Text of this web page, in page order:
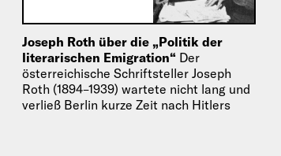
Joseph Roth über die „Politik der
literarischen Emigration“ Der
österreichische Schriftsteller Joseph
Roth (1894–1939) wartete nicht lang und
verließ Berlin kurze Zeit nach Hitlers